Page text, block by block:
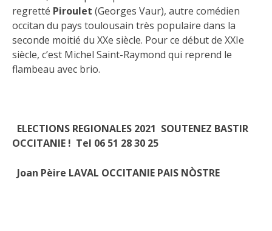
regretté Piroulet (Georges Vaur), autre comédien
occitan du pays toulousain très populaire dans la
seconde moitié du XXe siècle. Pour ce début de XXIe
siècle, c’est Michel Saint-Raymond qui reprend le
flambeau avec brio.
ELECTIONS REGIONALES 2021 SOUTENEZ BASTIR
OCCITANIE ! Tel 06 51 28 30 25
Joan Pèire LAVAL OCCITANIE PAIS NÒSTRE